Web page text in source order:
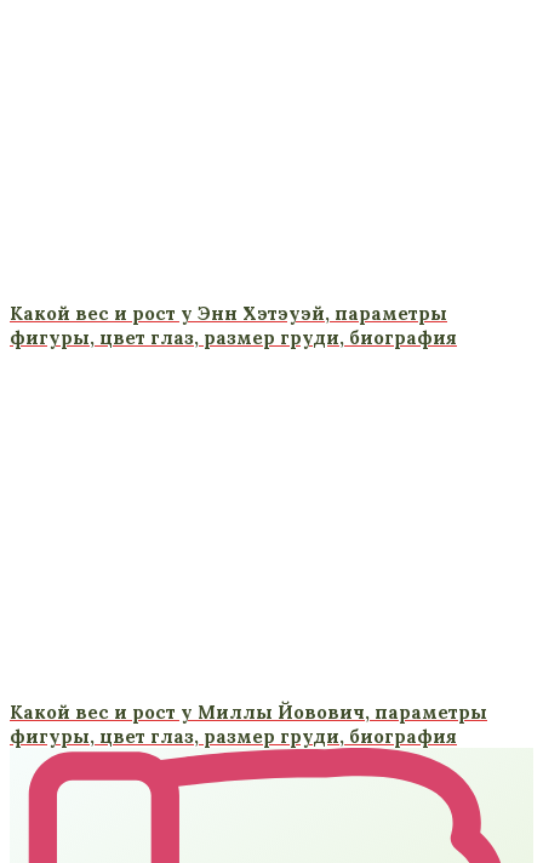
Какой вес и рост у Энн Хэтэуэй, параметры
фигуры, цвет глаз, размер груди, биография
Какой вес и рост у Миллы Йовович, параметры
фигуры, цвет глаз, размер груди, биография